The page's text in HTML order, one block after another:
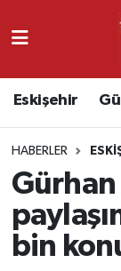
Eskişehir
HABERLER
Gürhan
bin
Ekonomi
Güncel
Kültür &
Nöbetçi
Namaz
Trafik
Süper Lig